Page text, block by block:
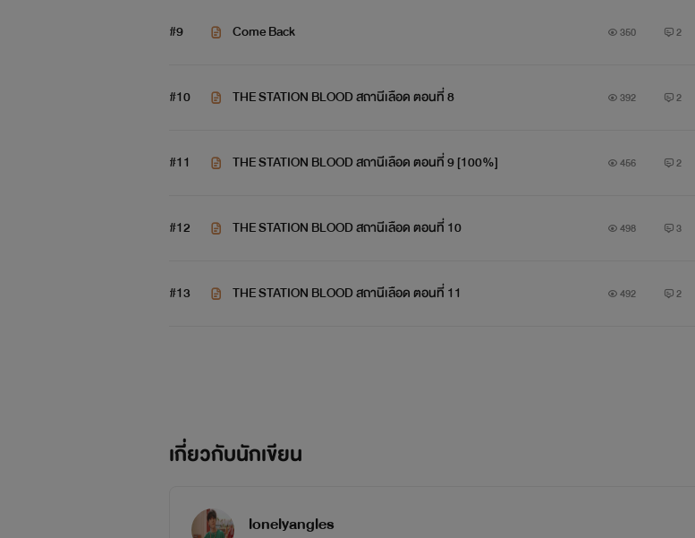
ทำให้รัฐต้องจัดหาทีมสืบสวนลงมาจัด
เนื่องจากว่าคดีฆาตกรรมครั้งนี้ตำรวจในพื้นที่ปล่อยให้เว
#9 Come Back 350 2
#10 THE STATION BLOOD สถานีเลือด ตอนที่ 8 392 2
#11 THE STATION BLOOD สถานีเลือด ตอนที่ 9 [100%] 456 2
#12 THE STATION BLOOD สถานีเลือด ตอนที่ 10 498 3
#13 ​THE STATION BLOOD สถานีเลือด ตอนที่ 11 492 2
เกี่ยวกับนักเขียน
lonelyangles